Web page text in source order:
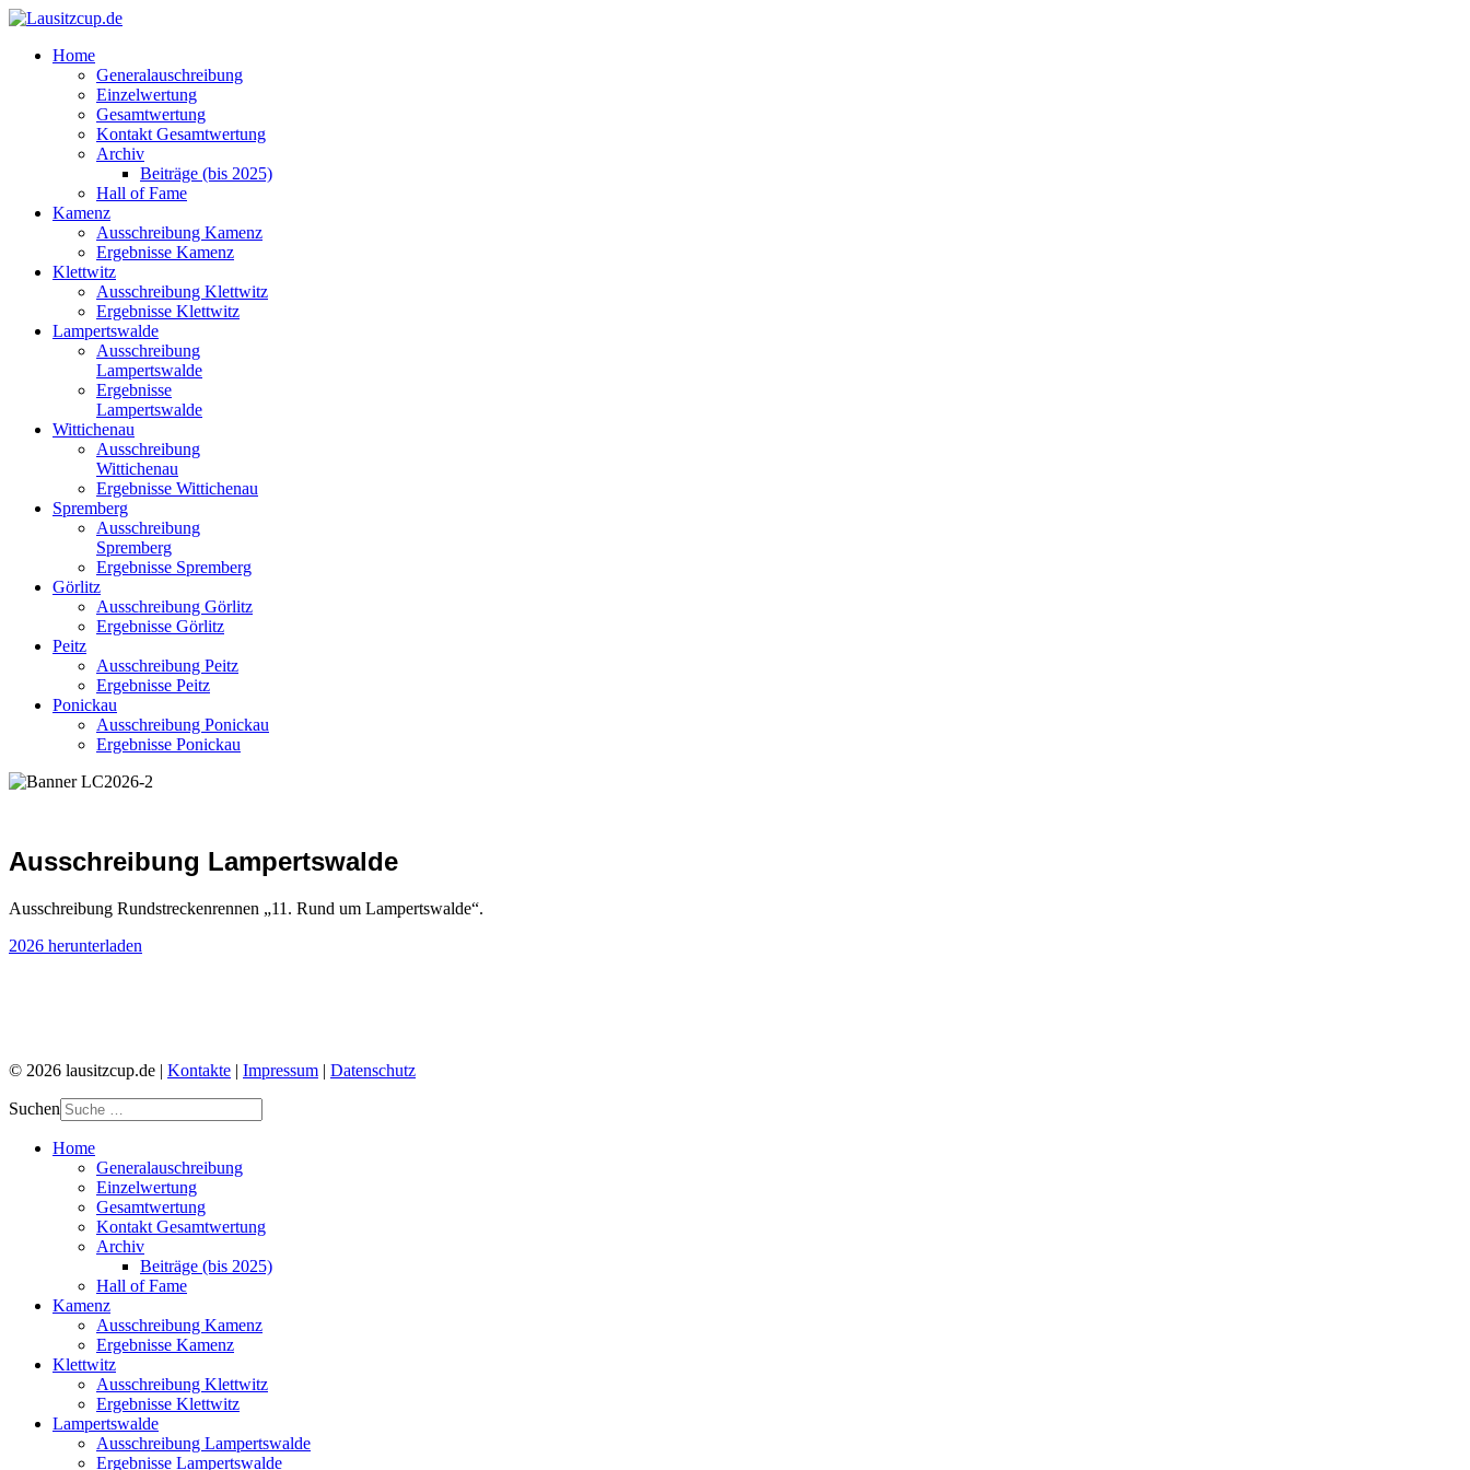
Home
Generalauschreibung
Einzelwertung
Gesamtwertung
Kontakt Gesamtwertung
Archiv
Beiträge (bis 2025)
Hall of Fame
Kamenz
Ausschreibung Kamenz
Ergebnisse Kamenz
Klettwitz
Ausschreibung Klettwitz
Ergebnisse Klettwitz
Lampertswalde
Ausschreibung
Lampertswalde
Ergebnisse
Lampertswalde
Wittichenau
Ausschreibung
Wittichenau
Ergebnisse Wittichenau
Spremberg
Ausschreibung
Spremberg
Ergebnisse Spremberg
Görlitz
Ausschreibung Görlitz
Ergebnisse Görlitz
Peitz
Ausschreibung Peitz
Ergebnisse Peitz
Ponickau
Ausschreibung Ponickau
Ergebnisse Ponickau
Ausschreibung Lampertswalde
Ausschreibung Rundstreckenrennen „11. Rund um Lampertswalde“.
2026 herunterladen
© 2026 lausitzcup.de | Kontakte | Impressum | Datenschutz
Suchen
Home
Generalauschreibung
Einzelwertung
Gesamtwertung
Kontakt Gesamtwertung
Archiv
Beiträge (bis 2025)
Hall of Fame
Kamenz
Ausschreibung Kamenz
Ergebnisse Kamenz
Klettwitz
Ausschreibung Klettwitz
Ergebnisse Klettwitz
Lampertswalde
Ausschreibung Lampertswalde
Ergebnisse Lampertswalde